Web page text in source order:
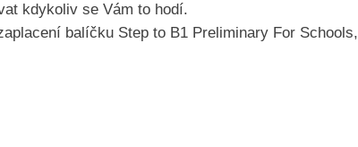
kdykoliv se Vám to hodí.
balíčku Step to B1 Preliminary For Schools,